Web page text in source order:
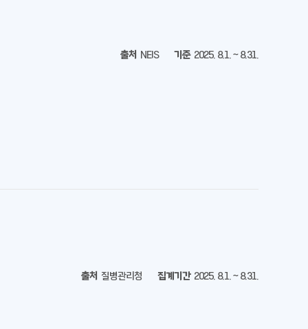
출처 NEIS 기준 2025. 8.1. ~ 8.31.
출처 질병관리청 집계기간 2025. 8.1. ~ 8.31.